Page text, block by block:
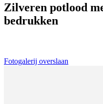
Zilveren potlood
bedrukken
Fotogalerij overslaan